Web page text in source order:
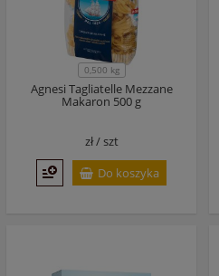
0,500 kg
Agnesi Tagliatelle Mezzane
Makaron 500 g
zł /szt
Do koszyka